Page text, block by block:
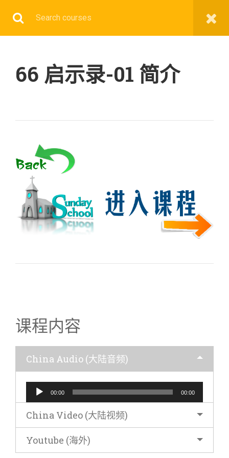
66 启示录-01 简介